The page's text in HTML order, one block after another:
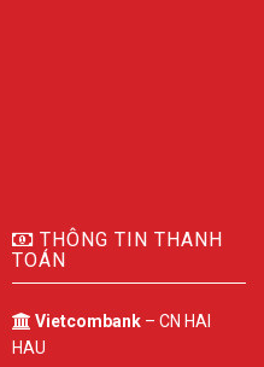
THÔNG TIN THANH
TOÁN
Vietcombank – CN HAI
HAU